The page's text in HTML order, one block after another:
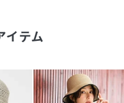
グ不可
)
イテム